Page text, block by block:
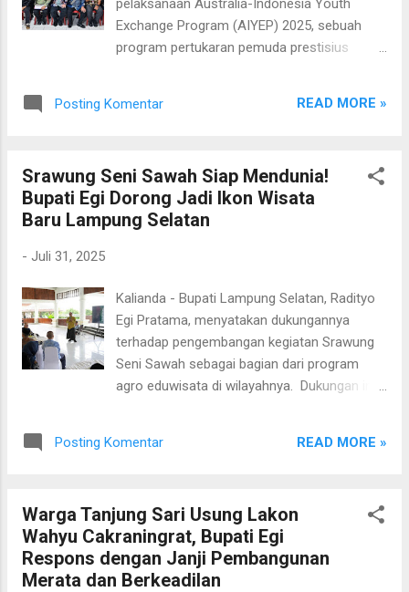
Exchange Program (AIYEP) 2025, sebuah
program pertukaran pemuda prestisius
mendatang. Sebanyak 42 pemuda, terdiri dari
Lampung Selatan selama lebih dari satu
bulan. Mereka akan mengikuti berbagai
program, seperti magang, pertunjukan
merupakan kerja sama antara Kementerian
Pemuda dan Olahraga (Kemenpora) RI dan
Pemerintah Australia yang bertujuan
mempererat hubungan bilateral melalui
pertukaran budaya, pengembangan kapasitas
negara. Menurut Asisten Deputi
Lampung Selatan sebagai l...
Posting Komentar READ MORE »
Srawung Seni Sawah Siap Mendunia!
Bupati Egi Dorong Jadi Ikon Wisata
Baru Lampung Selatan
- Juli 31, 2025
Kalianda - Bupati Lampung Selatan, Radityo
Egi Pratama, menyatakan dukungannya
terhadap pengembangan kegiatan Srawung
Seni Sawah sebagai bagian dari program
agro eduwisata di wilayahnya. Dukungan ini
Sebuku, Rumah Dinas Bupati Lampung
pengembangan potensi seni dan budaya
berbasis pertanian di desa-desa Lampung
Selatan. Bupati Egi menyebut bahwa inisiatif
seperti ini layak didorong menjadi festival
Posting Komentar READ MORE »
Warga Tanjung Sari Usung Lakon
Wahyu Cakraningrat, Bupati Egi
Respons dengan Janji Pembangunan
Merata dan Berkeadilan